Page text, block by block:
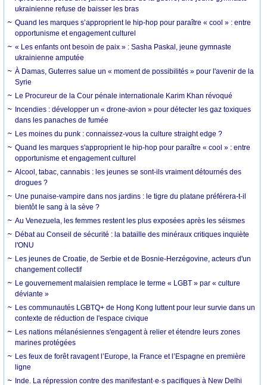
ukrainienne refuse de baisser les bras
Quand les marques s’approprient le hip-hop pour paraître « cool » : entre
opportunisme et engagement culturel
« Les enfants ont besoin de paix » : Sasha Paskal, jeune gymnaste
ukrainienne amputée
À Damas, Guterres salue un « moment de possibilités » pour l'avenir de la
Syrie
Le Procureur de la Cour pénale internationale Karim Khan révoqué
Incendies : développer un « drone-avion » pour détecter les gaz toxiques
dans les panaches de fumée
Les moines du punk : connaissez-vous la culture straight edge ?
Quand les marques s'approprient le hip-hop pour paraître « cool » : entre
opportunisme et engagement culturel
Alcool, tabac, cannabis : les jeunes se sont-ils vraiment détournés des
drogues ?
Une punaise-vampire dans nos jardins : le tigre du platane préférera-t-il
bientôt le sang à la sève ?
Au Venezuela, les femmes restent les plus exposées après les séismes
Débat au Conseil de sécurité : la bataille des minéraux critiques inquiète
l'ONU
Les jeunes de Croatie, de Serbie et de Bosnie-Herzégovine, acteurs d'un
changement collectif
Le gouvernement malaisien remplace le terme « LGBT » par « culture
déviante »
Les communautés LGBTQ+ de Hong Kong luttent pour leur survie dans un
contexte de réduction de l'espace civique
Les nations mélanésiennes s'engagent à relier et étendre leurs zones
marines protégées
Les feux de forêt ravagent l’Europe, la France et l’Espagne en première
ligne
Inde. La répression contre des manifestant·e·s pacifiques à New Delhi